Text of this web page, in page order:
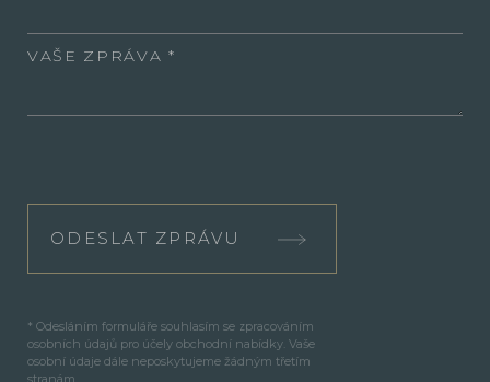
VAŠE ZPRÁVA
ODESLAT ZPRÁVU
* Odesláním formuláře souhlasím se zpracováním
osobních údajů pro účely obchodní nabídky. Vaše
osobní údaje dále neposkytujeme žádným třetím
stranám.